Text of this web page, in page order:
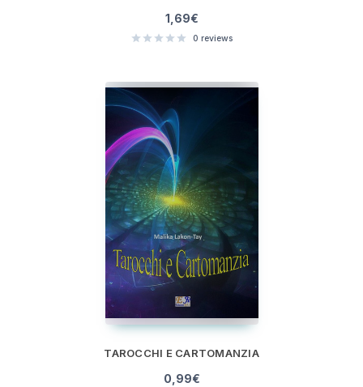
1,69€
0 reviews
TAROCCHI E CARTOMANZIA
0,99€